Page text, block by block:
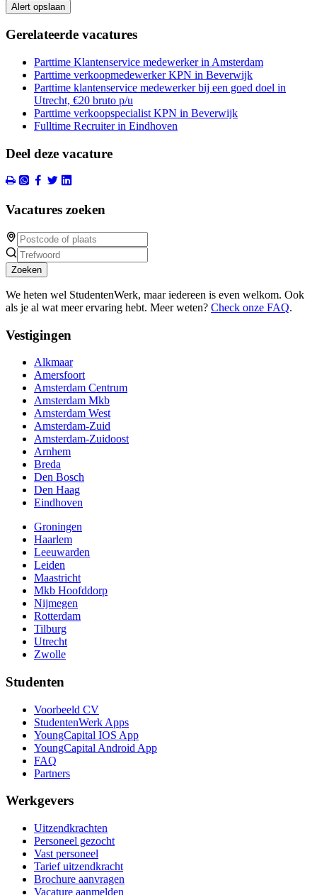
Alert opslaan
Gerelateerde vacatures
Parttime Klantenservice medewerker in Amsterdam
Parttime verkoopmedewerker KPN in Beverwijk
Parttime klantenservice medewerker bij een goed doel in
Utrecht, €20 bruto p/u
Parttime verkoopspecialist KPN in Beverwijk
Fulltime Recruiter in Eindhoven
Deel deze vacature
Vacatures zoeken
Zoeken
We heten wel StudentenWerk, maar iedereen is even welkom. Ook
als je al wat meer ervaring hebt. Meer weten? Check onze FAQ.
Vestigingen
Alkmaar
Amersfoort
Amsterdam Centrum
Amsterdam Mkb
Amsterdam West
Amsterdam-Zuid
Amsterdam-Zuidoost
Arnhem
Breda
Den Bosch
Den Haag
Eindhoven
Groningen
Haarlem
Leeuwarden
Leiden
Maastricht
Mkb Hoofddorp
Nijmegen
Rotterdam
Tilburg
Utrecht
Zwolle
Studenten
Voorbeeld CV
StudentenWerk Apps
YoungCapital IOS App
YoungCapital Android App
FAQ
Partners
Werkgevers
Uitzendkrachten
Personeel gezocht
Vast personeel
Tarief uitzendkracht
Brochure aanvragen
Vacature aanmelden